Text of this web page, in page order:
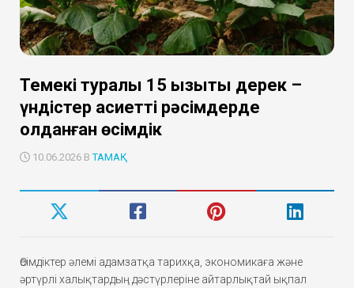
Темекі туралы 15 қызықты дерек –
үндістер қасиетті рәсімдерде
қолданған өсімдік
10.06.2026 ВТАМАҚ
Өсімдіктер әлемі адамзатқа тарихқа, экономикаға және
әртүрлі халықтардың дәстүрлеріне айтарлықтай ықпал